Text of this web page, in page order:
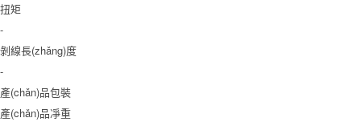
扭矩
-
剝線長(zhǎng)度
-
產(chǎn)品包裝
產(chǎn)品凈重